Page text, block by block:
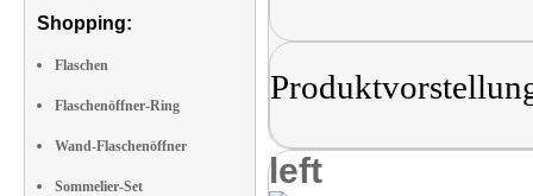
Shopping:
Flaschen
Flaschenöffner-Ring
Wand-Flaschenöffner
Sommelier-Set left